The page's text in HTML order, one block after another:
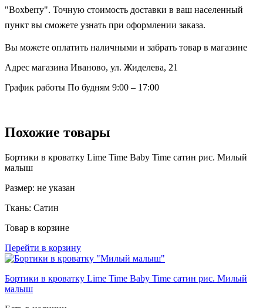
"Boxberry". Точную стоимость доставки в ваш населенный
пункт вы сможете узнать при оформлении заказа.
Вы можете оплатить наличными и забрать товар в магазине
Адрес магазина Иваново, ул. Жиделева, 21
График работы По будням 9:00 – 17:00
Похожие товары
Бортики в кроватку Lime Time Baby Time сатин рис. Милый
малыш
Размер: не указан
Ткань: Сатин
Товар в корзине
Перейти в корзину
Бортики в кроватку Lime Time Baby Time сатин рис. Милый
малыш